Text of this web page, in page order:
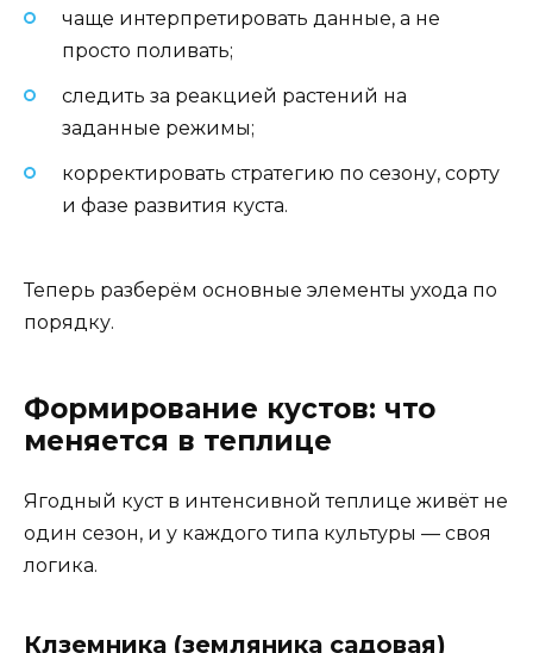
чаще интерпретировать данные, а не
просто поливать;
следить за реакцией растений на
заданные режимы;
корректировать стратегию по сезону, сорту
и фазе развития куста.
Теперь разберём основные элементы ухода по
порядку.
Формирование кустов: что
меняется в теплице
Ягодный куст в интенсивной теплице живёт не
один сезон, и у каждого типа культуры — своя
логика.
Клземника (земляника садовая)